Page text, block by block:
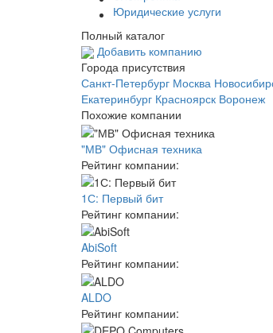
Юридические услуги
Полный каталог
Добавить компанию
Города присутствия
Санкт-Петербург Москва
Екатеринбург Красноярск Воронеж
Похожие компании
"МВ" Офисная техника
Рейтинг компании:
1С: Первый бит
Рейтинг компании:
AbiSoft
Рейтинг компании:
ALDO
Рейтинг компании: